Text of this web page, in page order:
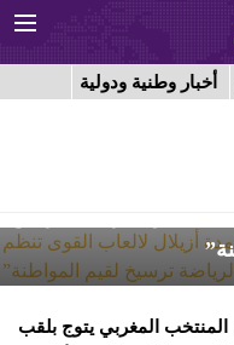
أخبار وطنية ودولية
أزيلال لالعاب القوى
، المنتخب المغربي يتوج بلقب